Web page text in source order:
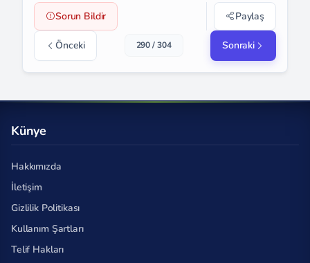
Sorun Bildir Paylaş
Önceki 290 / 304 Sonraki
Künye
Hakkımızda
İletişim
Gizlilik Politikası
Kullanım Şartları
Telif Hakları